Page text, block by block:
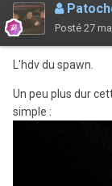
Posté 27
L'hdv du spawn.
Un peu plus dur
simple :